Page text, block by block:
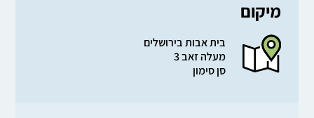
מיקום
בית אבות בירושלים
מעלה זאב 3
סן סימון